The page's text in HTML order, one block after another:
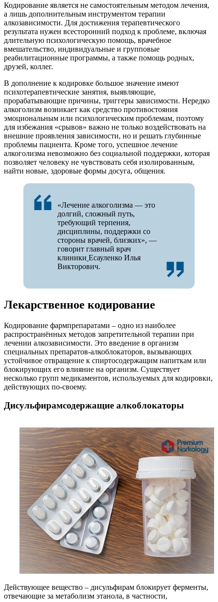
Кодирование является не самостоятельным методом лечения,
а лишь дополнительным инструментом терапии
алкозависимости. Для достижения терапевтического
результата нужен всесторонний подход к проблеме, включая
длительную психологическую помощь, врачебное
вмешательство, индивидуальные и групповые
реабилитационные программы, а также помощь родных,
друзей, коллег.
В дополнение к кодировке большое значение имеют
психотерапевтические занятия, выявляющие,
прорабатывающие причины, триггеры зависимости. Нередко
алкоголизм возникает как средство противостояния
эмоциональным или психологическим проблемам, поэтому
для избежания «срывов» важно не только воздействовать на
внешние проявления зависимости, но и решать глубинные
проблемы пациента. Кроме того, успешное лечение
алкоголизма невозможно без социальной поддержки, которая
позволяет человеку не чувствовать себя изолированным,
найти новые, здоровые формы досуга, общения.
«Лечение алкоголизма — это
долгий, сложный путь,
требующий терпения,
дисциплины, поддержки со
стороны врачей, близких», —
говорит главный врач
клиники Есауленко Илья
Викторович.
Лекарственное кодирование
Кодирование фармпрепаратами – одно из наиболее
распространённых методов запретительной терапии при
лечении алкозависимости. Это введение в организм
специальных препаратов-алкоблокаторов, вызывающих
устойчивое отвращение к спиртосодержащим напиткам или
блокирующих его влияние на организм. Существует
несколько групп медикаментов, используемых для кодировки,
действующих по-своему.
Дисульфирамсодержащие алкоблокаторы
Действующее вещество – дисульфирам блокирует ферменты,
отвечающие за метаболизм этанола, в частности,